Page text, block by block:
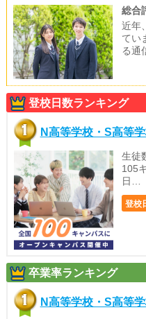
総合
近年
てい
る通
登校日数ランキング
N高等学校・S高等
生徒
105
日…
登校
卒業率ランキング
N高等学校・S高等